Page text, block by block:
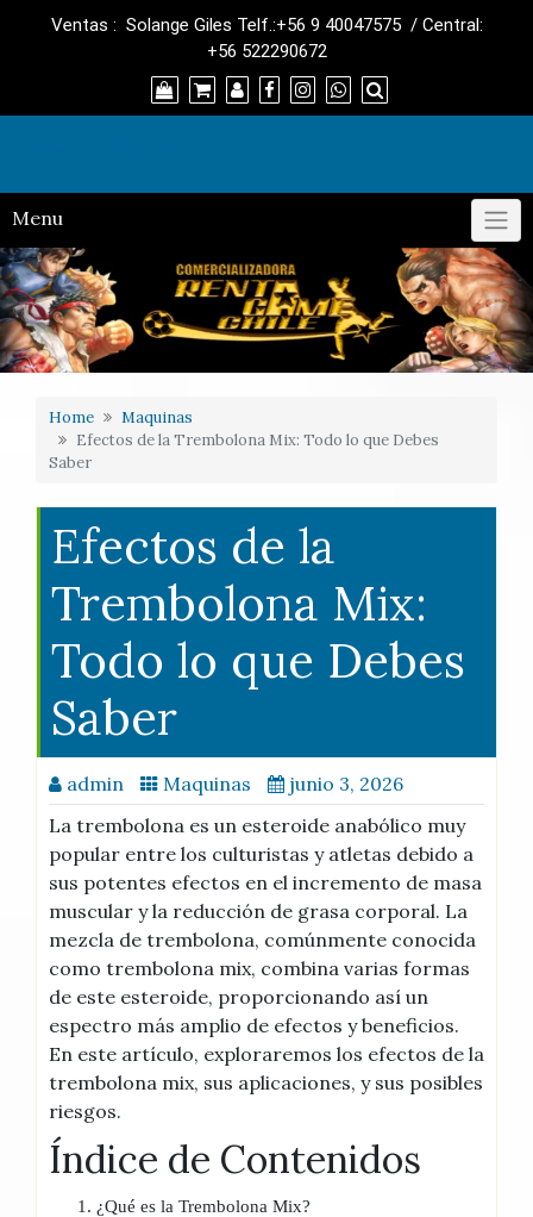
Ventas : Solange Giles Telf.:+56 9 40047575 / Central:
+56 522290672
Menu
Home
Maquinas
Efectos de la Trembolona Mix: Todo lo que Debes
Saber
Efectos de la
Trembolona Mix:
Todo lo que Debes
Saber
admin Maquinas
junio 3, 2026
La trembolona es un esteroide anabólico muy
popular entre los culturistas y atletas debido a
sus potentes efectos en el incremento de masa
muscular y la reducción de grasa corporal. La
mezcla de trembolona, comúnmente conocida
como trembolona mix, combina varias formas
de este esteroide, proporcionando así un
espectro más amplio de efectos y beneficios.
En este artículo, exploraremos los efectos de la
trembolona mix, sus aplicaciones, y sus posibles
riesgos.
Índice de Contenidos
¿Qué es la Trembolona Mix?